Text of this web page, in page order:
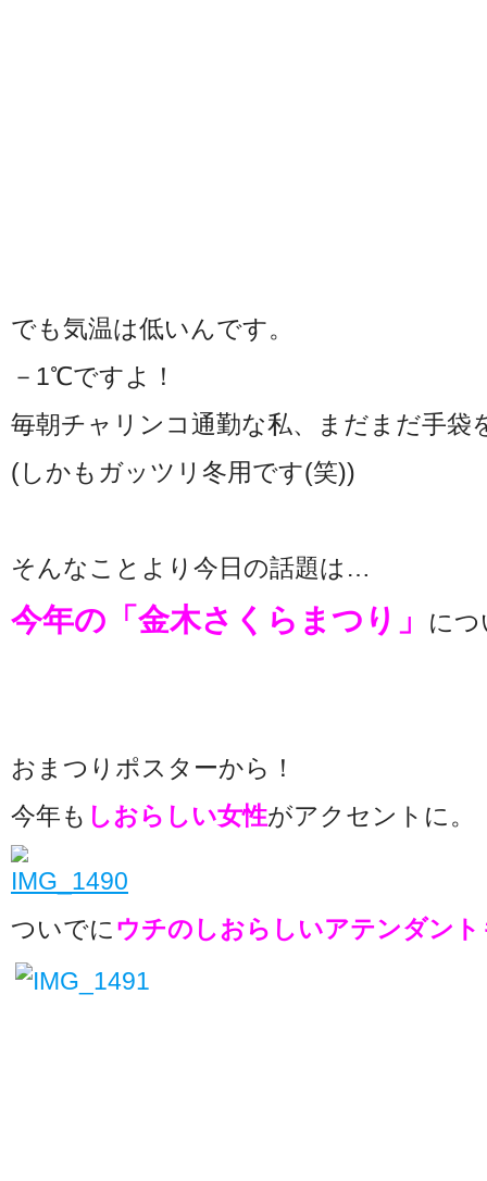
でも気温は低いんです。
－1℃ですよ！
毎朝チャリンコ通勤な私、まだまだ手袋
(しかもガッツリ冬用です(笑))
そんなことより今日の話題は…
今年の「金木さくらまつり」 に
おまつりポスターから！
今年も しおらしい女性がアクセントに。
ついでに ウチのしおらしいアテンダント